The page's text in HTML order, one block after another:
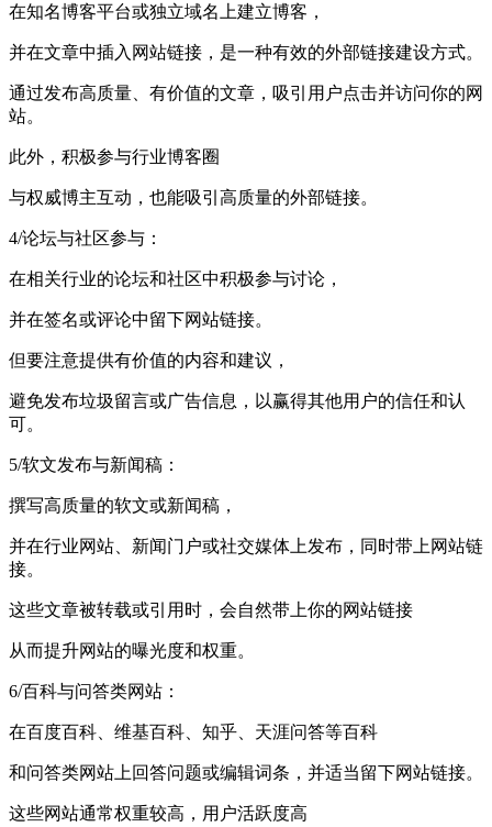
在知名博客平台或独立域名上建立博客，
并在文章中插入网站链接，是一种有效的外部链接建设方式。
通过发布高质量、有价值的文章，吸引用户点击并访问你的网
站。
此外，积极参与行业博客圈
与权威博主互动，也能吸引高质量的外部链接。
4/论坛与社区参与：
在相关行业的论坛和社区中积极参与讨论，
并在签名或评论中留下网站链接。
但要注意提供有价值的内容和建议，
避免发布垃圾留言或广告信息，以赢得其他用户的信任和认
可。
5/软文发布与新闻稿：
撰写高质量的软文或新闻稿，
并在行业网站、新闻门户或社交媒体上发布，同时带上网站链
接。
这些文章被转载或引用时，会自然带上你的网站链接
从而提升网站的曝光度和权重。
6/百科与问答类网站：
在百度百科、维基百科、知乎、天涯问答等百科
和问答类网站上回答问题或编辑词条，并适当留下网站链接。
这些网站通常权重较高，用户活跃度高